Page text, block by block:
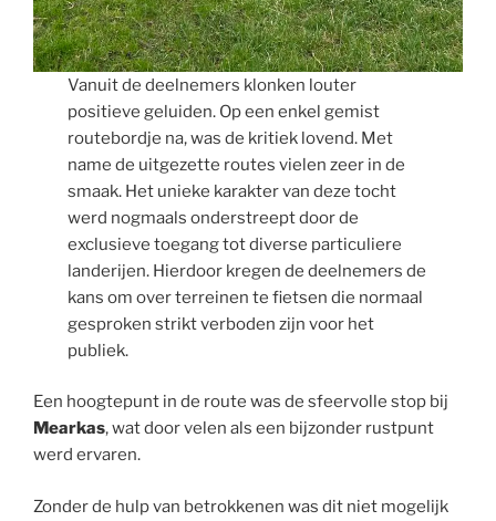
Vanuit de deelnemers klonken louter
positieve geluiden. Op een enkel gemist
routebordje na, was de kritiek lovend. Met
name de uitgezette routes vielen zeer in de
smaak. Het unieke karakter van deze tocht
werd nogmaals onderstreept door de
exclusieve toegang tot diverse particuliere
landerijen. Hierdoor kregen de deelnemers de
kans om over terreinen te fietsen die normaal
gesproken strikt verboden zijn voor het
publiek.
Een hoogtepunt in de route was de sfeervolle stop bij
Mearkas, wat door velen als een bijzonder rustpunt
werd ervaren.
Zonder de hulp van betrokkenen was dit niet mogelijk